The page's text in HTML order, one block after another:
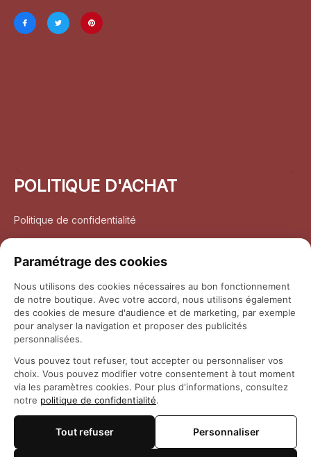
POLITIQUE D'ACHAT
Politique de confidentialité
Politique de retour et remboursement
Coordonnées
Questions fréquemment posées
© 2026 Maison Otaku
Paramétrage des cookies
Nous utilisons des cookies nécessaires au bon fonctionnement
de notre boutique. Avec votre accord, nous utilisons également
des cookies de mesure d'audience et de marketing, par exemple
pour analyser la navigation et proposer des publicités
personnalisées.
Vous pouvez tout refuser, tout accepter ou personnaliser vos
choix. Vous pouvez modifier votre consentement à tout moment
via les paramètres cookies. Pour plus d'informations, consultez
notre politique de confidentialité.
Tout refuser Personnaliser